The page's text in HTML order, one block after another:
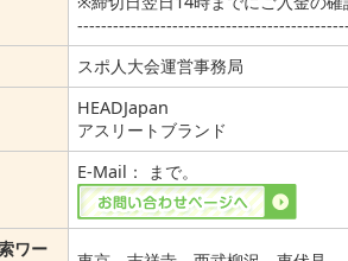
スポ人大会運営事務局
HEADJapan
アスリートブランド
E-Mail： まで。
ワー